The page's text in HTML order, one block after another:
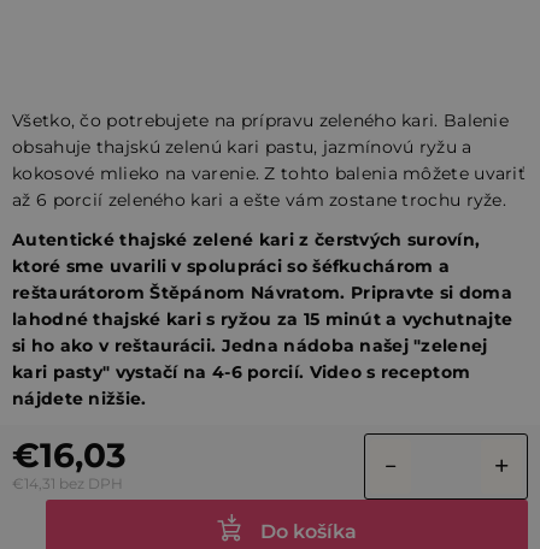
Všetko, čo potrebujete na prípravu zeleného kari. Balenie
obsahuje thajskú zelenú kari pastu, jazmínovú ryžu a
kokosové mlieko na varenie. Z tohto balenia môžete uvariť
až 6 porcií zeleného kari a ešte vám zostane trochu ryže.
Autentické thajské zelené kari z čerstvých surovín,
ktoré sme uvarili v spolupráci so šéfkuchárom a
reštaurátorom Štěpánom Návratom. Pripravte si doma
lahodné thajské kari s ryžou za 15 minút a vychutnajte
si ho ako v reštaurácii. Jedna nádoba našej "zelenej
kari pasty" vystačí na 4-6 porcií. Video s receptom
nájdete nižšie.
€16,03
€14,31 bez DPH
Do košíka